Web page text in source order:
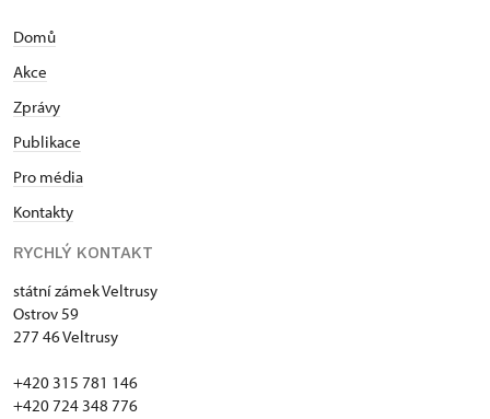
Domů
Akce
Zprávy
Publikace
Pro média
Kontakty
RYCHLÝ KONTAKT
státní zámek Veltrusy
Ostrov 59
277 46 Veltrusy
+420 315 781 146
+420 724 348 776